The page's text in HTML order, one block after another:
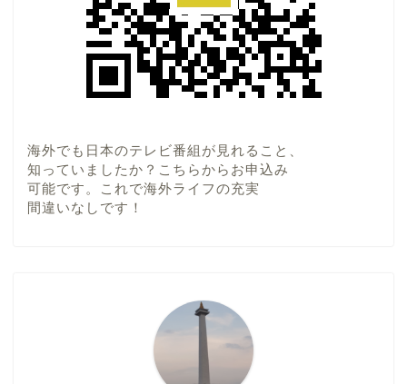
海外でも日本のテレビ番組が見れること、
知っていましたか？こちらからお申込み
可能です。これで海外ライフの充実
間違いなしです！